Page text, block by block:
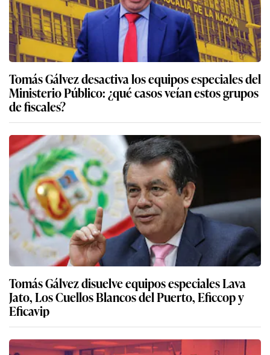
Tomás Gálvez desactiva los equipos especiales del
Ministerio Público: ¿qué casos veían estos grupos
de fiscales?
Tomás Gálvez disuelve equipos especiales Lava
Jato, Los Cuellos Blancos del Puerto, Eficcop y
Eficavip